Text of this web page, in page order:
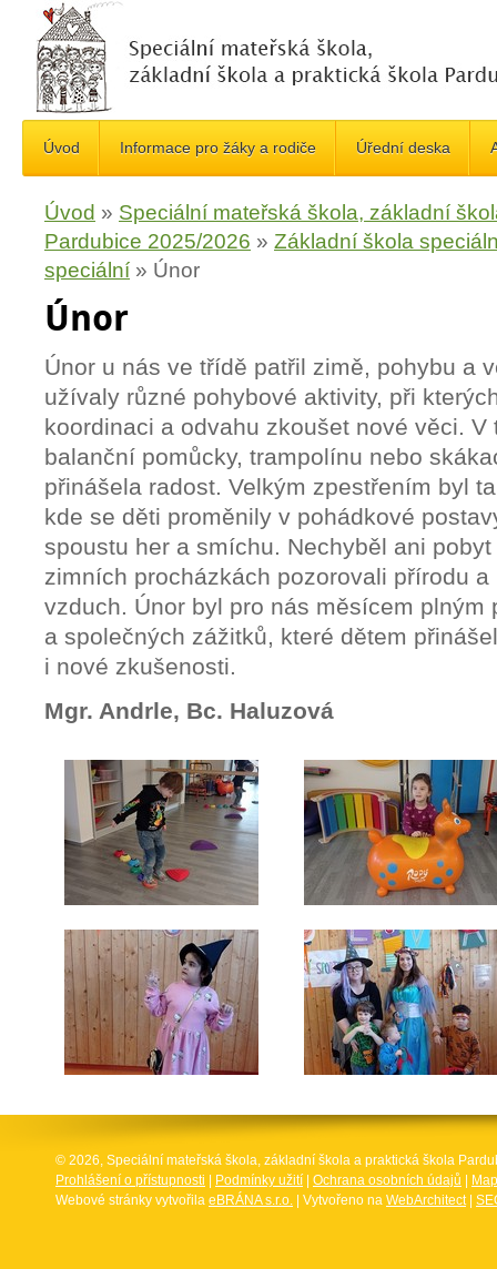
Úvod Informace pro žáky a rodiče Úřední deska
Úvod » Speciální mateřská škola, základní
Pardubice 2025/2026 » Základní škola
speciální » Únor
Únor
Únor u nás ve třídě patřil zimě, pohybu a
užívaly různé pohybové aktivity, při
koordinaci a odvahu zkoušet nové věci.
balanční pomůcky, trampolínu nebo
přinášela radost. Velkým zpestřením byl
kde se děti proměnily v pohádkové
spoustu her a smíchu. Nechyběl ani
zimních procházkách pozorovali přírodu
vzduch. Únor byl pro nás měsícem plným
a společných zážitků, které dětem
i nové zkušenosti.
Mgr. Andrle, Bc. Haluzová
© 2026, Speciální mateřská škola, základní škola a praktická škola
Prohlášení o přístupnosti
Podmínky užití Ochrana osobních údajů
Webové stránky vytvořila eBRÁNA s.r.o. | Vytvořeno na WebArchitect|